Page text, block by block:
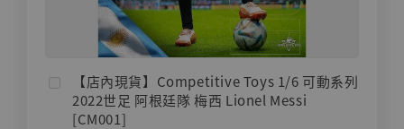
【店內現貨】Competitive Toys 1/6 可動系列
2022世足 阿根廷隊 梅西 Lionel Messi
[CM001]